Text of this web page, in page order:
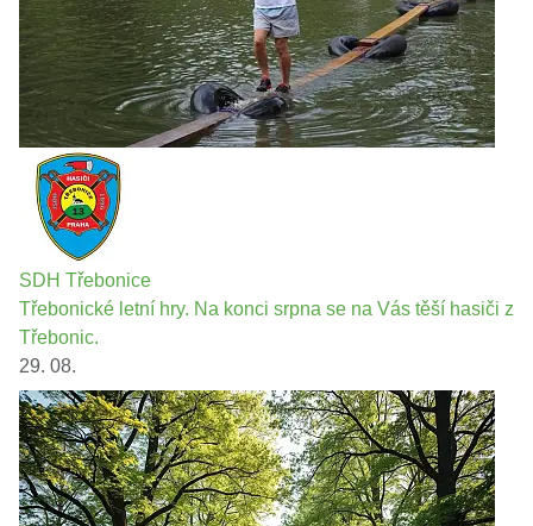
SDH Třebonice
Třebonické letní hry. Na konci srpna se na Vás těší hasiči z
Třebonic.
29. 08.